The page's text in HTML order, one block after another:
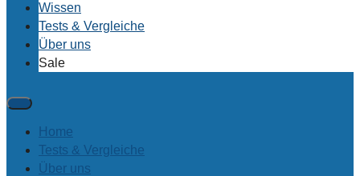
Wissen
Tests & Vergleiche
Über uns
Sale
Home
Tests & Vergleiche
Über uns